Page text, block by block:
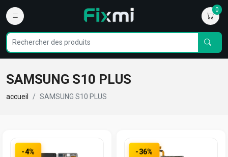
0
SAMSUNG S10 PLUS
accueil SAMSUNG S10 PLUS
-4% -36%